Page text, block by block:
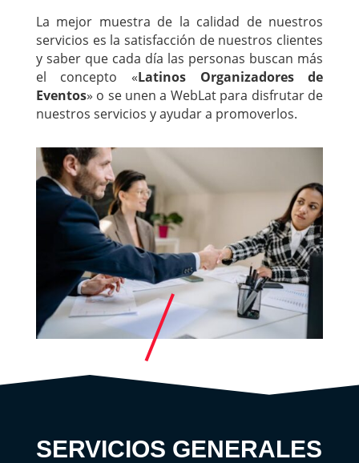
La mejor muestra de la calidad de nuestros
servicios es la satisfacción de nuestros clientes
y saber que cada día las personas buscan más
el concepto «Latinos Organizadores de
Eventos» o se unen a WebLat para disfrutar de
nuestros servicios y ayudar a promoverlos.
SERVICIOS GENERALES